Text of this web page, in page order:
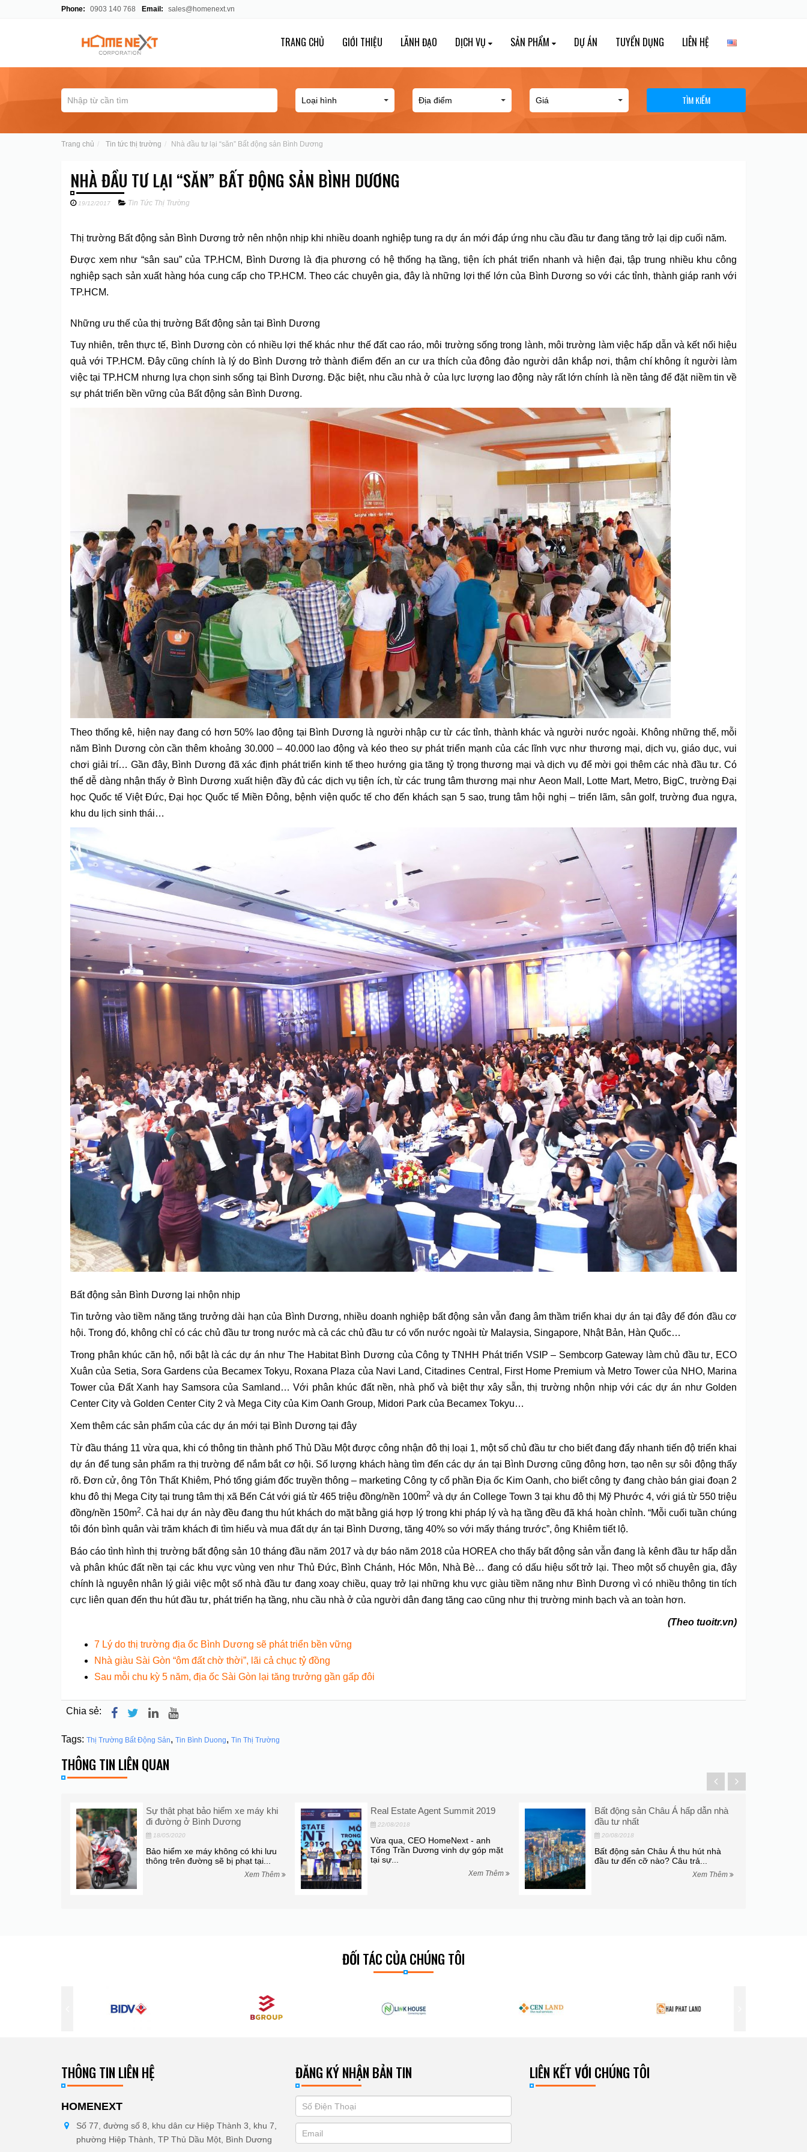
Phone: 0903 140 768 Email: sales@homenext.vn
TRANG CHỦ GIỚI THIỆU LÃNH ĐẠO DỊCH VỤ SẢN PHẨM DỰ ÁN TUYỂN DỤNG LIÊN HỆ
TÌM KIẾM
Trang chủ Tin tức thị trường Nhà đầu tư lại “săn” Bất động sản Bình Dương
NHÀ ĐẦU TƯ LẠI “SĂN” BẤT ĐỘNG SẢN BÌNH DƯƠNG
19/12/2017 Tin Tức Thị Trường
Thị trường Bất động sản Bình Dương trở nên nhộn nhịp khi nhiều doanh nghiệp tung ra dự án mới đáp ứng nhu cầu đầu tư đang tăng trở lại dịp cuối năm.
Được xem như “sân sau” của TP.HCM, Bình Dương là địa phương có hệ thống hạ tầng, tiện ích phát triển nhanh và hiện đại, tập trung nhiều khu công
nghiệp sạch sản xuất hàng hóa cung cấp cho TP.HCM. Theo các chuyên gia, đây là những lợi thế lớn của Bình Dương so với các tỉnh, thành giáp ranh với
TP.HCM.
Những ưu thế của thị trường Bất động sản tại Bình Dương
Tuy nhiên, trên thực tế, Bình Dương còn có nhiều lợi thế khác như thế đất cao ráo, môi trường sống trong lành, môi trường làm việc hấp dẫn và kết nối hiệu
quả với TP.HCM. Đây cũng chính là lý do Bình Dương trở thành điểm đến an cư ưa thích của đông đảo người dân khắp nơi, thậm chí không ít người làm
việc tại TP.HCM nhưng lựa chọn sinh sống tại Bình Dương. Đặc biệt, nhu cầu nhà ở của lực lượng lao động này rất lớn chính là nền tảng để đặt niềm tin về
sự phát triển bền vững của Bất động sản Bình Dương.
Theo thống kê, hiện nay đang có hơn 50% lao động tại Bình Dương là người nhập cư từ các tỉnh, thành khác và người nước ngoài. Không những thế, mỗi
năm Bình Dương còn cần thêm khoảng 30.000 – 40.000 lao động và kéo theo sự phát triển mạnh của các lĩnh vực như thương mại, dịch vụ, giáo dục, vui
chơi giải trí… Gần đây, Bình Dương đã xác định phát triển kinh tế theo hướng gia tăng tỷ trọng thương mại và dịch vụ để mời gọi thêm các nhà đầu tư. Có
thể dễ dàng nhận thấy ở Bình Dương xuất hiện đầy đủ các dịch vụ tiện ích, từ các trung tâm thương mại như Aeon Mall, Lotte Mart, Metro, BigC, trường Đại
học Quốc tế Việt Đức, Đại học Quốc tế Miền Đông, bệnh viện quốc tế cho đến khách sạn 5 sao, trung tâm hội nghị – triển lãm, sân golf, trường đua ngựa,
khu du lịch sinh thái…
Bất động sản Bình Dương lại nhộn nhịp
Tin tưởng vào tiềm năng tăng trưởng dài hạn của Bình Dương, nhiều doanh nghiệp bất động sản vẫn đang âm thầm triển khai dự án tại đây để đón đầu cơ
hội. Trong đó, không chỉ có các chủ đầu tư trong nước mà cả các chủ đầu tư có vốn nước ngoài từ Malaysia, Singapore, Nhật Bản, Hàn Quốc…
Trong phân khúc căn hộ, nổi bật là các dự án như The Habitat Bình Dương của Công ty TNHH Phát triển VSIP – Sembcorp Gateway làm chủ đầu tư, ECO
Xuân của Setia, Sora Gardens của Becamex Tokyu, Roxana Plaza của Navi Land, Citadines Central, First Home Premium và Metro Tower của NHO, Marina
Tower của Đất Xanh hay Samsora của Samland… Với phân khúc đất nền, nhà phố và biệt thự xây sẵn, thị trường nhộn nhịp với các dự án như Golden
Center City và Golden Center City 2 và Mega City của Kim Oanh Group, Midori Park của Becamex Tokyu…
Xem thêm các sản phẩm của các dự án mới tại Bình Dương tại đây
Từ đầu tháng 11 vừa qua, khi có thông tin thành phố Thủ Dầu Một được công nhận đô thị loại 1, một số chủ đầu tư cho biết đang đẩy nhanh tiến độ triển khai
dự án để tung sản phẩm ra thị trường để nắm bắt cơ hội. Số lượng khách hàng tìm đến các dự án tại Bình Dương cũng đông hơn, tạo nên sự sôi động thấy
rõ. Đơn cử, ông Tôn Thất Khiêm, Phó tổng giám đốc truyền thông – marketing Công ty cổ phần Địa ốc Kim Oanh, cho biết công ty đang chào bán giai đoạn 2
khu đô thị Mega City tại trung tâm thị xã Bến Cát với giá từ 465 triệu đồng/nền 100m2 và dự án College Town 3 tại khu đô thị Mỹ Phước 4, với giá từ 550 triệu
đồng/nền 150m2. Cả hai dự án này đều đang thu hút khách do mặt bằng giá hợp lý trong khi pháp lý và hạ tầng đều đã khá hoàn chỉnh. “Mỗi cuối tuần chúng
tôi đón bình quân vài trăm khách đi tìm hiểu và mua đất dự án tại Bình Dương, tăng 40% so với mấy tháng trước”, ông Khiêm tiết lộ.
Báo cáo tình hình thị trường bất động sản 10 tháng đầu năm 2017 và dự báo năm 2018 của HOREA cho thấy bất động sản vẫn đang là kênh đầu tư hấp dẫn
và phân khúc đất nền tại các khu vực vùng ven như Thủ Đức, Bình Chánh, Hóc Môn, Nhà Bè… đang có dấu hiệu sốt trở lại. Theo một số chuyên gia, đây
chính là nguyên nhân lý giải việc một số nhà đầu tư đang xoay chiều, quay trở lại những khu vực giàu tiềm năng như Bình Dương vì có nhiều thông tin tích
cực liên quan đến thu hút đầu tư, phát triển hạ tầng, nhu cầu nhà ở của người dân đang tăng cao cũng như thị trường minh bạch và an toàn hơn.
(Theo tuoitr.vn)
7 Lý do thị trường địa ốc Bình Dương sẽ phát triển bền vững
Nhà giàu Sài Gòn “ôm đất chờ thời”, lãi cả chục tỷ đồng
Sau mỗi chu kỳ 5 năm, địa ốc Sài Gòn lại tăng trưởng gần gấp đôi
Chia sẻ:
Tags: Thị Trường Bất Động Sản, Tin Bình Duong, Tin Thị Trường
THÔNG TIN LIÊN QUAN
Sự thật phạt bảo hiểm xe máy khi
đi đường ở Bình Dương
18/05/2020
Bảo hiểm xe máy không có khi lưu
thông trên đường sẽ bị phạt tại...
Xem Thêm
Real Estate Agent Summit 2019
22/08/2018
Vừa qua, CEO HomeNext - anh
Tống Trần Dương vinh dự góp mặt
tại sự...
Xem Thêm
Bất động sản Châu Á hấp dẫn nhà
đầu tư nhất
20/08/2018
Bất động sản Châu Á thu hút nhà
đầu tư đến cỡ nào? Câu trả...
Xem Thêm
ĐỐI TÁC CỦA CHÚNG TÔI
THÔNG TIN LIÊN HỆ
HOMENEXT
Số 77, đường số 8, khu dân cư Hiệp Thành 3, khu 7,
phường Hiệp Thành, TP Thủ Dầu Một, Bình Dương
ĐĂNG KÝ NHẬN BẢN TIN
ĐĂNG
KÝ
NHẬN
you
are
human,
LIÊN KẾT VỚI CHÚNG TÔI